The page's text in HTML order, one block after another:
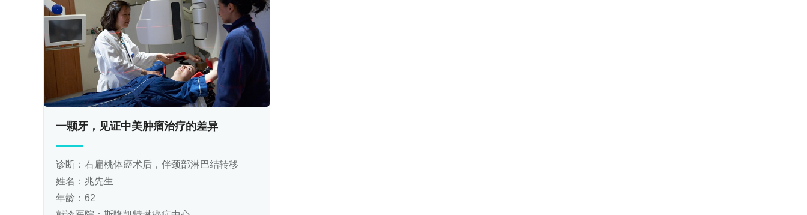
一颗牙，见证中美肿瘤治疗的差异
诊断：右扁桃体癌术后，伴颈部淋巴结转移
姓名：兆先生
年龄：62